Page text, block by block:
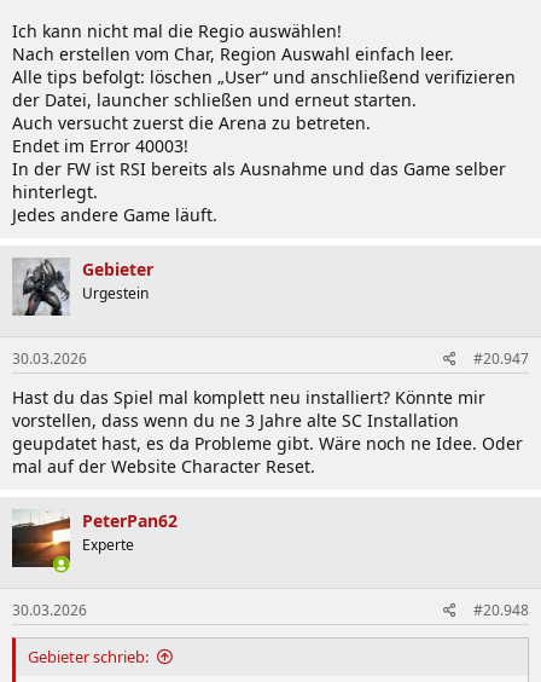
Ich kann nicht mal die Regio auswählen!
Nach erstellen vom Char, Region Auswahl einfach leer.
Alle tips befolgt: löschen „User“ und anschließend verifizieren
der Datei, launcher schließen und erneut starten.
Auch versucht zuerst die Arena zu betreten.
Endet im Error 40003!
In der FW ist RSI bereits als Ausnahme und das Game selber
hinterlegt.
Jedes andere Game läuft.
Gebieter
Urgestein
30.03.2026 #20.947
Hast du das Spiel mal komplett neu installiert? Könnte mir
vorstellen, dass wenn du ne 3 Jahre alte SC Installation
geupdatet hast, es da Probleme gibt. Wäre noch ne Idee. Oder
mal auf der Website Character Reset.
PeterPan62
Experte
30.03.2026 #20.948
Gebieter schrieb: